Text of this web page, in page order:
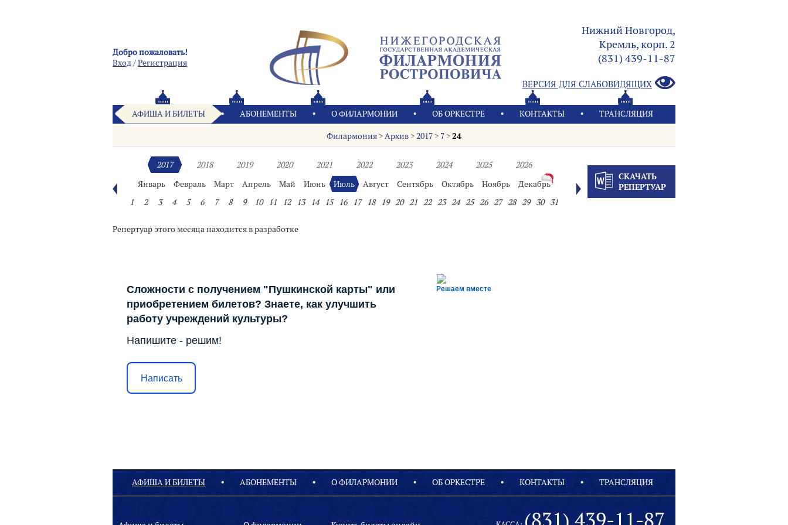
Добро пожаловать!
Вход/Pегистрация
Нижний Новгород,
Кремль, корп. 2
(831) 439-11-87
ВЕРСИЯ ДЛЯ СЛАБОВИДЯЩИХ
АФИША И БИЛЕТЫ АБОНЕМЕНТЫ О ФИЛАРМОНИИ OБ ОРКЕСТРЕ КОНТАКТЫ ТРАНСЛЯЦИЯ
Филармония >Архив >2017 > 7 >24
2017 2018 2019 2020 2021 2022 2023 2024 2025
2026
Январь
Февраль Март Апрель Май Июнь Июль Август Сентябрь Октябрь Ноябрь
Декабрь
1
2 3 4 5 6 7 8 9 10 11 12 13 14 15 16 17 18 19 20 21 22 23 24 25 26 27 28 29 30 31
СКАЧАТЬ
РЕПЕРТУАР
Репертуар этого месяца находится в разработке
Решаем вместе
Сложности с получением "Пушкинской карты" или
приобретением билетов? Знаете, как улучшить
работу учреждений культуры?
Напишите - решим!
Написать
АФИША И БИЛЕТЫ АБОНЕМЕНТЫ О ФИЛАРМОНИИ OБ ОРКЕСТРЕ КОНТАКТЫ ТРАНСЛЯЦИЯ